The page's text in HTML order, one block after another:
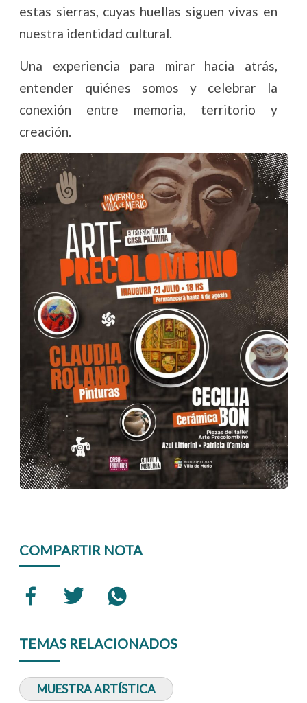
estas sierras, cuyas huellas siguen vivas en
nuestra identidad cultural.
Una experiencia para mirar hacia atrás,
entender quiénes somos y celebrar la
conexión entre memoria, territorio y
creación.
COMPARTIR NOTA
TEMAS RELACIONADOS
MUESTRA ARTÍSTICA